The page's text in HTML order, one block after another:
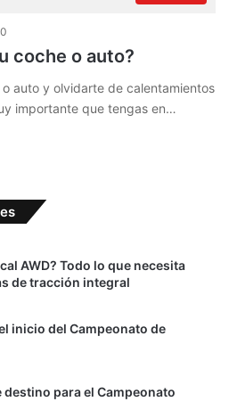
coche o auto?
auto y olvidarte de calentamientos
importante que tengas en…
AWD? Todo lo que necesita
de tracción integral
inicio del Campeonato de
para el Campeonato